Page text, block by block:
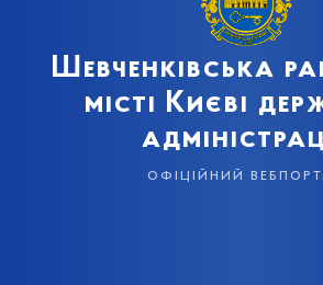
Шевченківська
місті Києві
офіційний